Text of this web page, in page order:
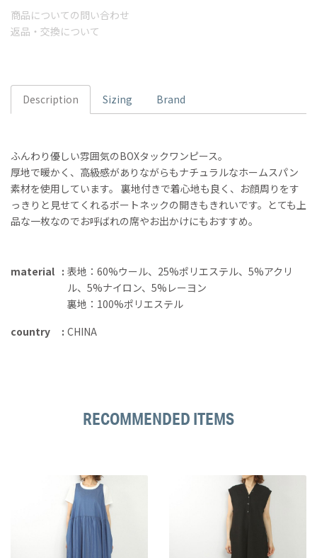
商品についての問い合わせ
返品・交換について
Description Sizing Brand
ふんわり優しい雰囲気のBOXタックワンピース。
厚地で暖かく、高級感がありながらもナチュラルなホームスパン
素材を使用しています。 裏地付きで着心地も良く、お顔周りをす
っきりと見せてくれるボートネックの開きもきれいです。とても上
品な一枚なのでお呼ばれの席やお出かけにもおすすめ。
material
表地：60%ウール、25%ポリエステル、5%アクリ
ル、5%ナイロン、5%レーヨン
裏地：100%ポリエステル
country
CHINA
RECOMMENDED ITEMS